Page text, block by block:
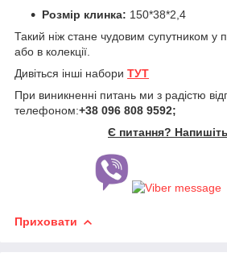
Розмір клинка: 150*38*2,4
Такий ніж стане чудовим супутником у
або в колекції.
Дивіться інші набори ТУТ
При виникненні питань ми з радістю
телефоном:+38 096 808 9592;
Є питання?
Приховати